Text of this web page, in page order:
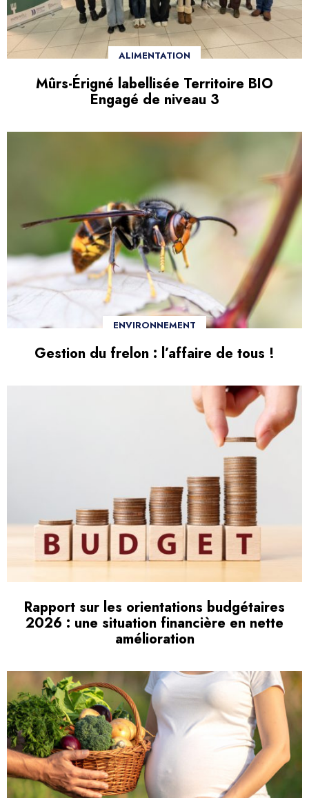
ALIMENTATION
Mûrs-Érigné labellisée Territoire BIO
Engagé de niveau 3
ENVIRONNEMENT
Gestion du frelon : l’affaire de tous !
Rapport sur les orientations budgétaires
2026 : une situation financière en nette
amélioration